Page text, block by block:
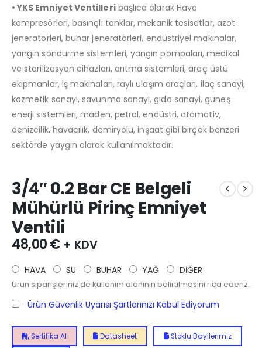
• YKS Emniyet Ventilleribaşlıca olarak Hava
kompresörleri, basınçlı tanklar, mekanik tesisatlar, azot
jeneratörleri, buhar jeneratörleri, endüstriyel makinalar,
yangın söndürme sistemleri, yangın pompaları, medikal
ve starilizasyon cihazları, arıtma sistemleri, araç üstü
ekipmanlar, iş makinaları, raylı ulaşım araçları, ilaç sanayi,
kozmetik sanayi, savunma sanayi, gıda sanayi, güneş
enerji sistemleri, maden, petrol, endüstri, otomotiv,
denizcilik, havacılık, demiryolu, inşaat gibi birçok benzeri
sektörde yaygın olarak kullanılmaktadır.
3/4″ 0.2 Bar CE Belgeli
Mühürlü Pirinç Emniyet
Ventili
48,00€ + KDV
HAVA SU BUHAR YAĞ DİĞER
Ürün siparişleriniz de kullanım alanının belirtilmesini rica ederiz.
Ürün Güvenlik Uyarısı Şartlarınızı Kabul Ediyorum
Sertifika Al Datasheet Stoklu Bayilerimiz